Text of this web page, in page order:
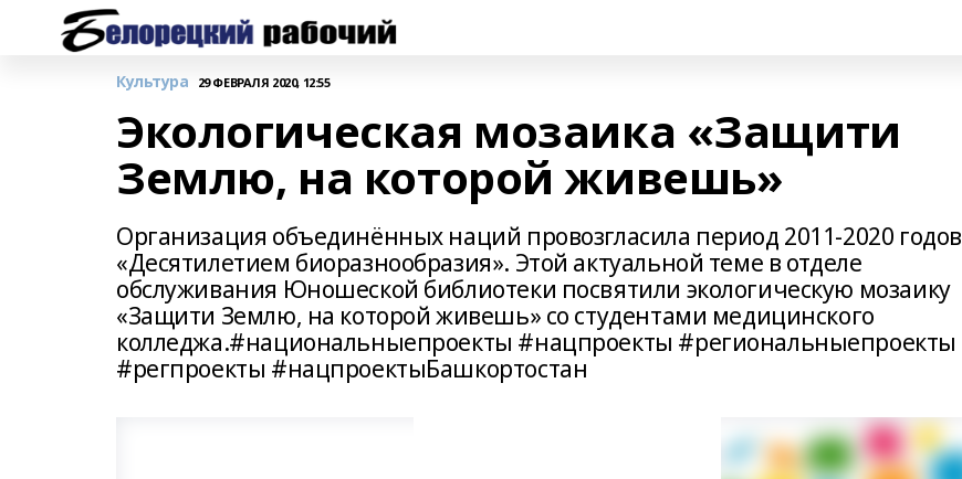
Культура 29 ФЕВРАЛЯ 2020, 12:55
Экологическая мозаика «Защити
Землю, на которой живешь»
Организация объединённых наций провозгласила период 2011-2020 годов
«Десятилетием биоразнообразия». Этой актуальной теме в отделе
обслуживания Юношеской библиотеки посвятили экологическую мозаику
«Защити Землю, на которой живешь» со студентами медицинского
колледжа.#национальныепроекты #нацпроекты #региональныепроекты
#регпроекты #нацпроектыБашкортостан